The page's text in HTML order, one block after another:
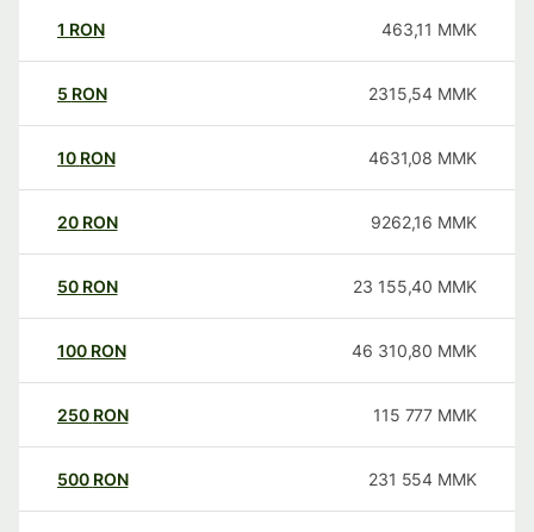
1 RON 463,11 MMK
5 RON 2315,54 MMK
10 RON 4631,08 MMK
20 RON 9262,16 MMK
50 RON 23 155,40 MMK
100 RON 46 310,80 MMK
250 RON 115 777 MMK
500 RON 231 554 MMK